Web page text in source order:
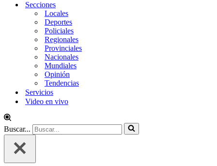
Secciones
Locales
Deportes
Policiales
Regionales
Provinciales
Nacionales
Mundiales
Opinión
Tendencias
Servicios
Video en vivo
Buscar...